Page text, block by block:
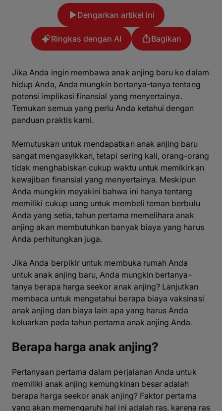
Dengarkan artikel ini
Ringkas dengan AI Bagikan
Jika Anda ingin membawa anak anjing baru ke dalam
hidup Anda, Anda mungkin bertanya-tanya tentang
potensi implikasi finansial yang menyertainya.
Temukan semua yang perlu Anda ketahui dengan
panduan praktis kami.
Memutuskan untuk mendapatkan anak anjing baru
sangat mengasyikkan, tetapi sering kali, orang-orang
tidak menghabiskan cukup waktu untuk memikirkan
kewajiban finansial yang menyertainya. Meskipun
Anda mungkin meyakini bahwa ini hanya tentang
memiliki cukup uang untuk membeli teman berbulu
Anda yang setia, tahun pertama memelihara anak
anjing akan membutuhkan banyak biaya yang harus
Anda perhitungkan juga.
Jika Anda berpikir untuk membuka rumah Anda
untuk anak anjing baru, Anda mungkin bertanya-
tanya berapa harga seekor anak anjing? Lanjutkan
membaca untuk mengetahui berapa biaya vaksinasi
anak anjing dan biaya lain apa yang harus Anda
keluarkan pada tahun pertama anak anjing Anda.
Berapa harga anak anjing?
Pertanyaan pertama dalam perjalanan Anda untuk
memiliki anak anjing kemungkinan besar adalah
berapa harga seekor anak anjing? Faktor pertama
yang akan memengaruhi hal ini adalah ras, karena ras